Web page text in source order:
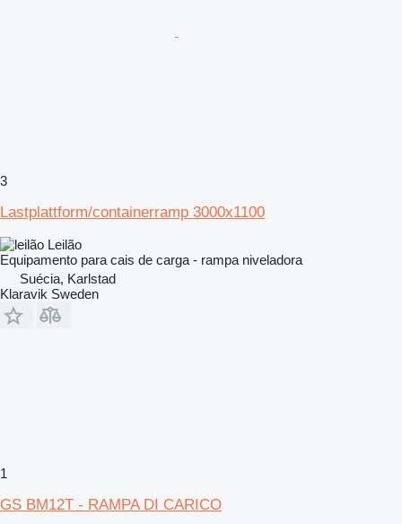
3
Lastplattform/containerramp 3000x1100
Leilão
Equipamento para cais de carga - rampa niveladora
Suécia, Karlstad
Klaravik Sweden
1
GS BM12T - RAMPA DI CARICO